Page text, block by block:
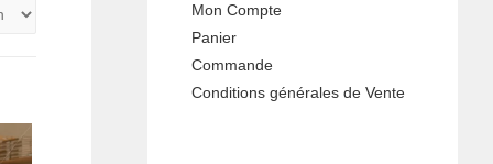
Mon Compte
Panier
Commande
Conditions générales de Vente